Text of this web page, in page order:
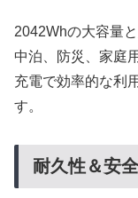
2042Whの大容量
中泊、防災、家庭
充電で効率的な利
す。
耐久性＆安